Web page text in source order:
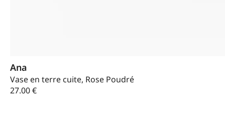
Ana
Vase en terre cuite, Rose Poudré
27.00€